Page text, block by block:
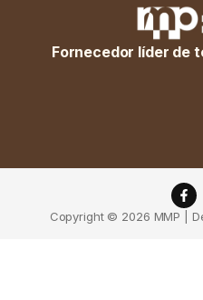
Fornecedor líder de
Copyright © 2026 MMP |